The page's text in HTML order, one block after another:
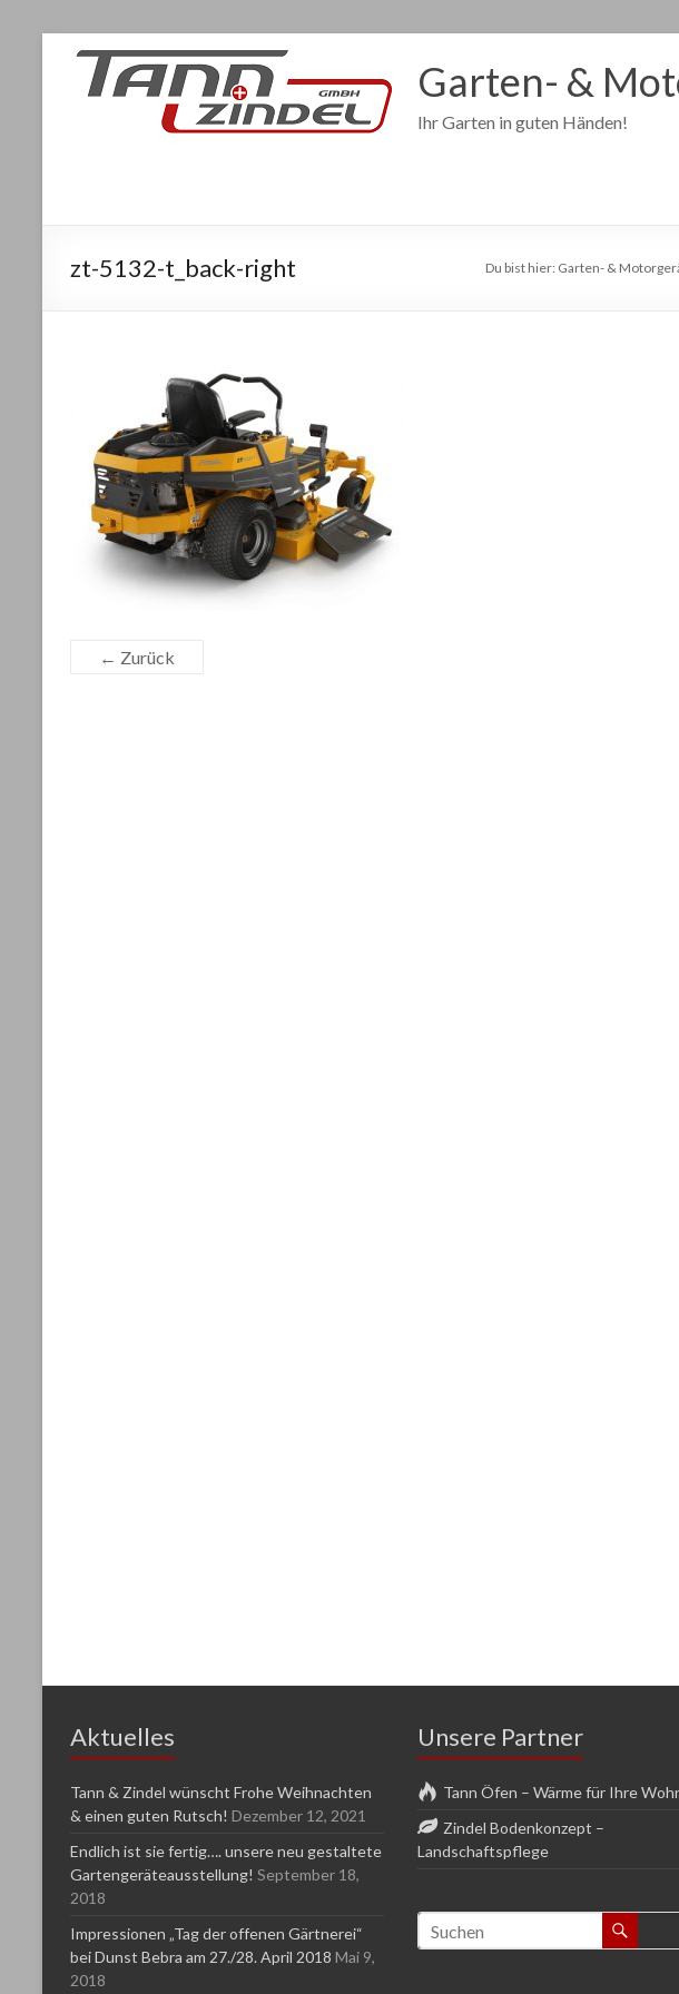
Garten- &
Ihr Garten in guten Händen!
zt-5132-t_back-right Du bist hier: Garten- &
← Zurück
Aktuelles
Tann & Zindel wünscht Frohe Weihnachten
& einen guten Rutsch! Dezember 12, 2021
Endlich ist sie fertig…. unsere neu gestaltete
Gartengeräteausstellung! September 18,
2018
Impressionen „Tag der offenen Gärtnerei“
bei Dunst Bebra am 27./28. April 2018 Mai 9,
2018
Unsere Partner
Tann Öfen – Wärme für Ihre
Zindel Bodenkonzept –
Landschaftspflege